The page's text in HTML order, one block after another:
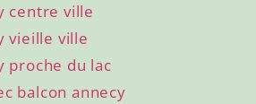
centre ville
vieille ville
proche du lac
balcon annecy